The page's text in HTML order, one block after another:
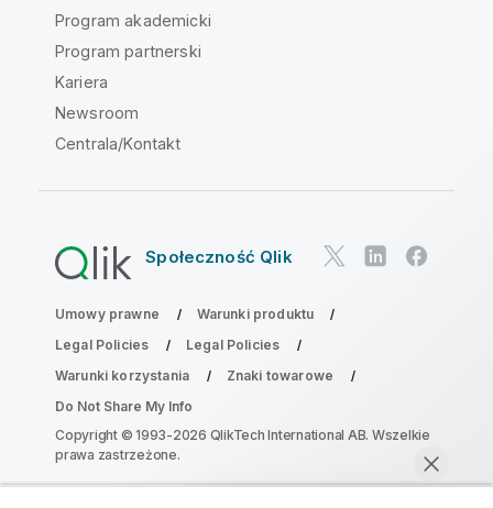
Program akademicki
Program partnerski
Kariera
Newsroom
Centrala/Kontakt
Społeczność Qlik
Umowy prawne
Warunki produktu
Legal Policies
Legal Policies
Warunki korzystania
Znaki towarowe
Do Not Share My Info
Copyright © 1993-2026 QlikTech International AB. Wszelkie
prawa zastrzeżone.